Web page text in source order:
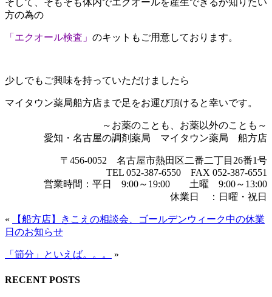
そして、そもそも体内でエクオールを産生できるか知りたい
方の為の
「エクオール検査」 のキットもご用意しております。
少しでもご興味を持っていただけましたら
マイタウン薬局船方店まで足をお運び頂けると幸いです。
～お薬のことも、お薬以外のことも～
愛知・名古屋の調剤薬局 マイタウン薬局 船方店
〒456-0052 名古屋市熱田区二番二丁目26番1号
TEL 052-387-6550 FAX 052-387-6551
営業時間：平日 9:00～19:00 土曜 9:00～13:00
休業日 ：日曜・祝日
«
【船方店】きこえの相談会、ゴールデンウィーク中の休業
日のお知らせ
「節分」といえば。。。 »
RECENT POSTS